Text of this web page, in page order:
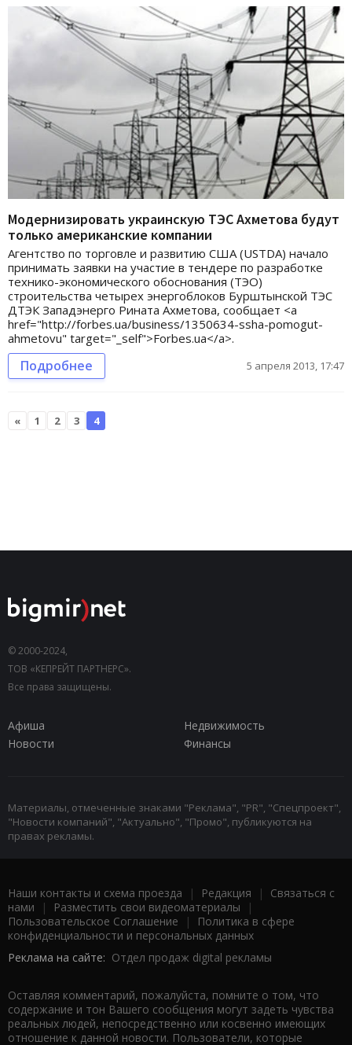
Модернизировать украинскую ТЭС Ахметова будут
только американские компании
Агентство по торговле и развитию США (USTDA) начало
принимать заявки на участие в тендере по разработке
технико-экономического обоснования (ТЭО)
строительства четырех энергоблоков Бурштынской ТЭС
ДТЭК Западэнерго Рината Ахметова, сообщает <a
href="http://forbes.ua/business/1350634-ssha-pomogut-
ahmetovu" target="_self">Forbes.ua</a>.
Подробнее 5 апреля 2013, 17:47
« 1 2 3 4
© 2000-2024,
ТОВ «КЕПРЕЙТ ПАРТНЕРС».
Все права защищены.
Афиша
Недвижимость
Новости
Финансы
Материалы, отмеченные знаками "Реклама", "PR", "Спецпроект",
"Новости компаний", "Актуально", "Промо", публикуются на
правах рекламы.
Наши контакты и схема проезда | Редакция | Связаться с
нами | Разместить свои видеоматериалы |
Пользовательское Соглашение |
Политика в сфере
конфиденциальности и персональных данных
Реклама на сайте: Отдел продаж digital рекламы
Оставляя комментарий, пожалуйста, помните о том, что
содержание и тон Вашего сообщения могут задеть чувства
реальных людей, непосредственно или косвенно имеющих
отношение к данной новости. Пользователи, которые